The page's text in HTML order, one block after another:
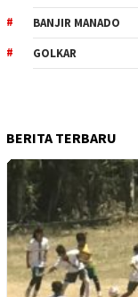
BANJIR MANADO
GOLKAR
BERITA TERBARU